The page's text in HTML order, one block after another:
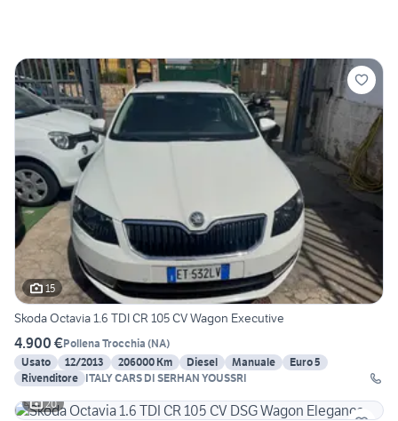
15
Skoda Octavia 1.6 TDI CR 105 CV Wagon Executive
4.900 €Pollena Trocchia (NA)
Usato
12/2013 206000 Km Diesel Manuale
Euro 5
Rivenditore ITALY CARS DI SERHAN YOUSSRI
20